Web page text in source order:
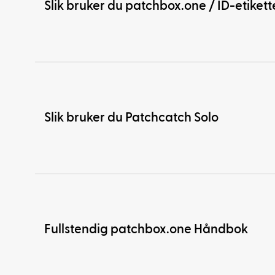
Slik bruker du patchbox.one / ID-
Slik bruker du Patchcatch Solo
Fullstendig patchbox.one Håndbok